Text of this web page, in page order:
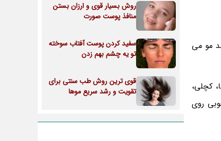
مو می
کچلی،
روی
روش بسیار قوی و ارزان بستن
منافذ پوست صورت
سفید کردن پوست آفتاب سوخته
تو یه چشم بهم زدن
قوی ترین روش طب سنتی برای
تقویت و رشد سریع موها